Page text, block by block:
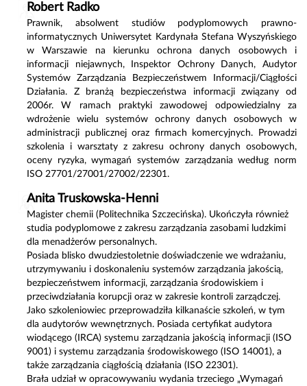
Robert Radko
Prawnik, absolwent studiów podyplomowych prawno-
informatycznych Uniwersytet Kardynała Stefana Wyszyńskiego
w Warszawie na kierunku ochrona danych osobowych i
informacji niejawnych, Inspektor Ochrony Danych, Audytor
Systemów Zarządzania Bezpieczeństwem Informacji/Ciągłości
Działania. Z branżą bezpieczeństwa informacji związany od
2006r. W ramach praktyki zawodowej odpowiedzialny za
wdrożenie wielu systemów ochrony danych osobowych w
administracji publicznej oraz firmach komercyjnych. Prowadzi
szkolenia i warsztaty z zakresu ochrony danych osobowych,
oceny ryzyka, wymagań systemów zarządzania według norm
ISO 27701/27001/27002/22301.
Anita Truskowska-Henni
Magister chemii (Politechnika Szczecińska). Ukończyła również
studia podyplomowe z zakresu zarządzania zasobami ludzkimi
dla menadżerów personalnych.
Posiada blisko dwudziestoletnie doświadczenie we wdrażaniu,
utrzymywaniu i doskonaleniu systemów zarządzania jakością,
bezpieczeństwem informacji, zarządzania środowiskiem i
przeciwdziałania korupcji oraz w zakresie kontroli zarządczej.
Jako szkoleniowiec przeprowadziła kilkanaście szkoleń, w tym
dla audytorów wewnętrznych. Posiada certyfikat audytora
wiodącego (IRCA) systemu zarządzania jakością informacji (ISO
9001) i systemu zarządzania środowiskowego (ISO 14001), a
także zarządzania ciągłością działania (ISO 22301).
Brała udział w opracowywaniu wydania trzeciego „Wymagań